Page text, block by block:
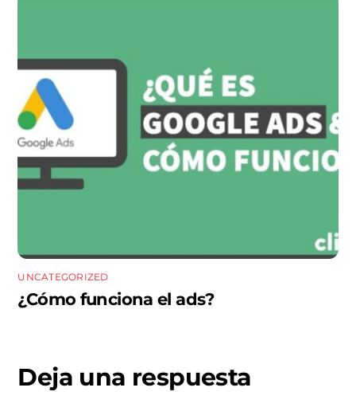
UNCATEGORIZED
¿Cómo funciona el ads?
Deja una respuesta